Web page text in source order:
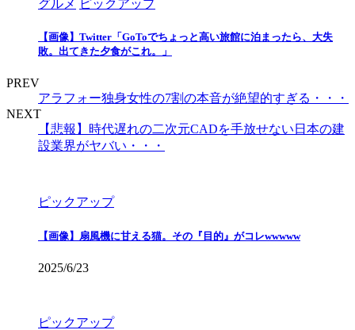
グルメ ピックアップ
【画像】Twitter「GoToでちょっと高い旅館に泊まったら、大失
敗。出てきた夕食がこれ。」
PREV
アラフォー独身女性の7割の本音が絶望的すぎる・・・
NEXT
【悲報】時代遅れの二次元CADを手放せない日本の建
設業界がヤバい・・・
ピックアップ
【画像】扇風機に甘える猫。その『目的』がコレwwwww
2025/6/23
ピックアップ